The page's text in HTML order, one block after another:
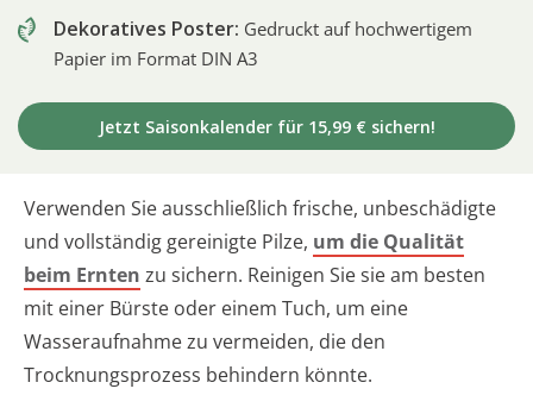
Dekoratives Poster: Gedruckt auf hochwertigem
Papier im Format DIN A3
Jetzt Saisonkalender für 15,99 € sichern!
Verwenden Sie ausschließlich frische, unbeschädigte
und vollständig gereinigte Pilze, um die Qualität
beim Ernten zu sichern. Reinigen Sie sie am besten
mit einer Bürste oder einem Tuch, um eine
Wasseraufnahme zu vermeiden, die den
Trocknungsprozess behindern könnte.